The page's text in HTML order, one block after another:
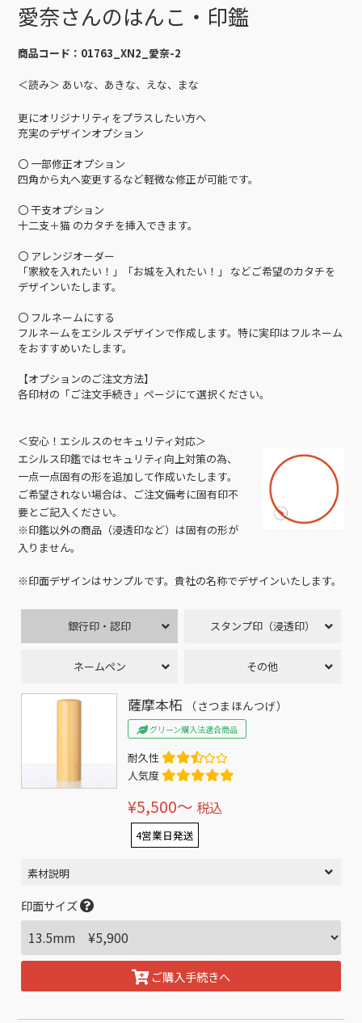
愛奈さんのはんこ・印鑑
商品コード： 01763_XN2_愛奈-2
＜読み＞ あいな、あきな、えな、まな
更にオリジナリティをプラスしたい方へ
充実のデザインオプション
〇 一部修正オプション
四角から丸へ変更するなど軽微な修正が可能です。
〇 干支オプション
十二支＋猫 のカタチを挿入できます。
〇 アレンジオーダー
「家紋を入れたい！」「お城を入れたい！」 などご希望のカタチを
デザインいたします。
〇 フルネームにする
フルネームをエシルスデザインで作成します。特に実印はフルネーム
をおすすめいたします。
【オプションのご注文方法】
各印材の「ご注文手続き」ページにて選択ください。
＜安心！エシルスのセキュリティ対応＞
エシルス印鑑ではセキュリティ向上対策の為、
一点一点固有の形を追加して作成いたします。
ご希望されない場合は、ご注文備考に固有印不
要とご記入ください。
※印鑑以外の商品（浸透印など）は固有の形が
入りません。
※印面デザインはサンプルです。貴社の名称でデザインいたします。
銀行印・認印 スタンプ印（浸透印）
ネームペン その他
薩摩本柘 （さつまほんつげ）
グリーン購入法適合商品
耐久性
人気度
¥5,500〜 税込
4営業日発送
素材説明
印面サイズ
ご購入手続きへ